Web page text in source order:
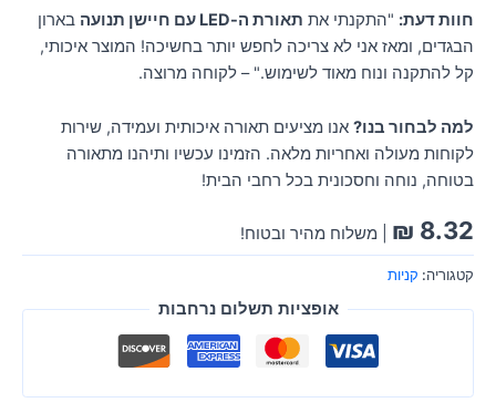
חוות דעת: "התקנתי את תאורת ה-LED עם חיישן תנועה
בארון
הבגדים, ומאז אני לא צריכה לחפש יותר בחשיכה! המוצר איכותי,
קל להתקנה ונוח מאוד לשימוש." – לקוחה מרוצה.
למה לבחור בנו? אנו מציעים תאורה איכותית ועמידה, שירות
לקוחות מעולה ואחריות מלאה. הזמינו עכשיו ותיהנו מתאורה
בטוחה, נוחה וחסכונית בכל רחבי הבית!
₪ 8.32 | משלוח מהיר ובטוח!
קטגוריה: קניות
אופציות תשלום נרחבות